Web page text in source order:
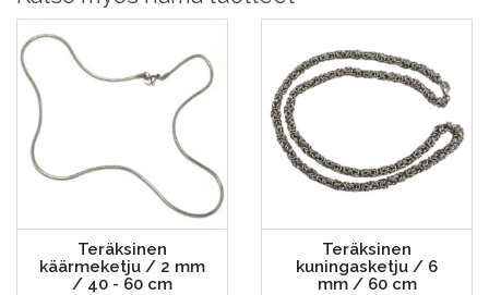
Teräksinen
käärmeketju / 2 mm
/ 40 - 60 cm
Teräksinen
kuningasketju / 6
mm / 60 cm